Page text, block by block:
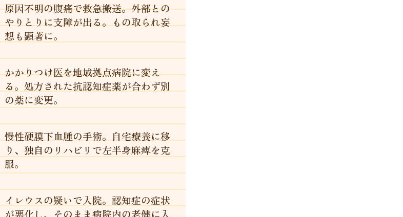
原因不明の腹痛で救急搬送。外部との
やりとりに支障が出る。もの取られ妄
想も顕著に。
かかりつけ医を地域拠点病院に変え
る。処方された抗認知症薬が合わず別
の薬に変更。
慢性硬膜下血腫の手術。自宅療養に移
り、独自のリハビリで左半身麻痺を克
服。
イレウスの疑いで入院。認知症の症状
が悪化し、そのまま病院内の老健に入